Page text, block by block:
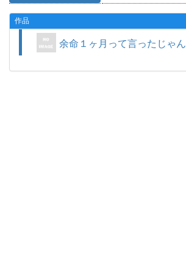
作品
余命１ヶ月って言ったじゃん